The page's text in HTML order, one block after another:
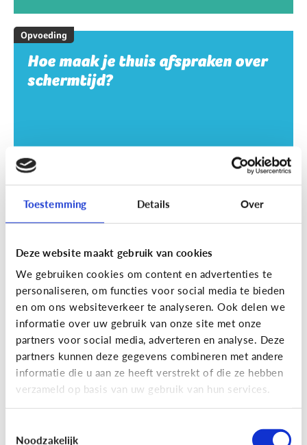
Toestemming Details Over
Deze website maakt gebruik van cookies
We gebruiken cookies om content en advertenties te
personaliseren, om functies voor social media te bieden
en om ons websiteverkeer te analyseren. Ook delen we
informatie over uw gebruik van onze site met onze
partners voor social media, adverteren en analyse. Deze
partners kunnen deze gegevens combineren met andere
informatie die u aan ze heeft verstrekt of die ze hebben
verzameld op basis van uw gebruik van hun services.
Noodzakelijk
Opvoeding
Hoe maak je thuis afspraken over
schermtijd?
Opvoeding
Vanaf welke leeftijd mag mijn kind
naar een scherm kijken?